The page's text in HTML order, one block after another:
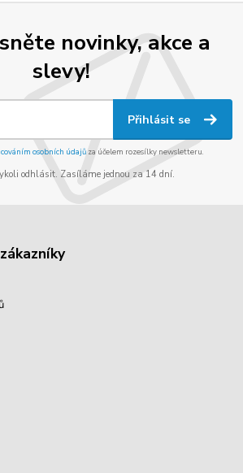
novinky, akce a
slevy!
Přihlásit se
osobních údajůza účelem rozesílky newsletteru.
odhlásit. Zasíláme jednou za 14 dní.